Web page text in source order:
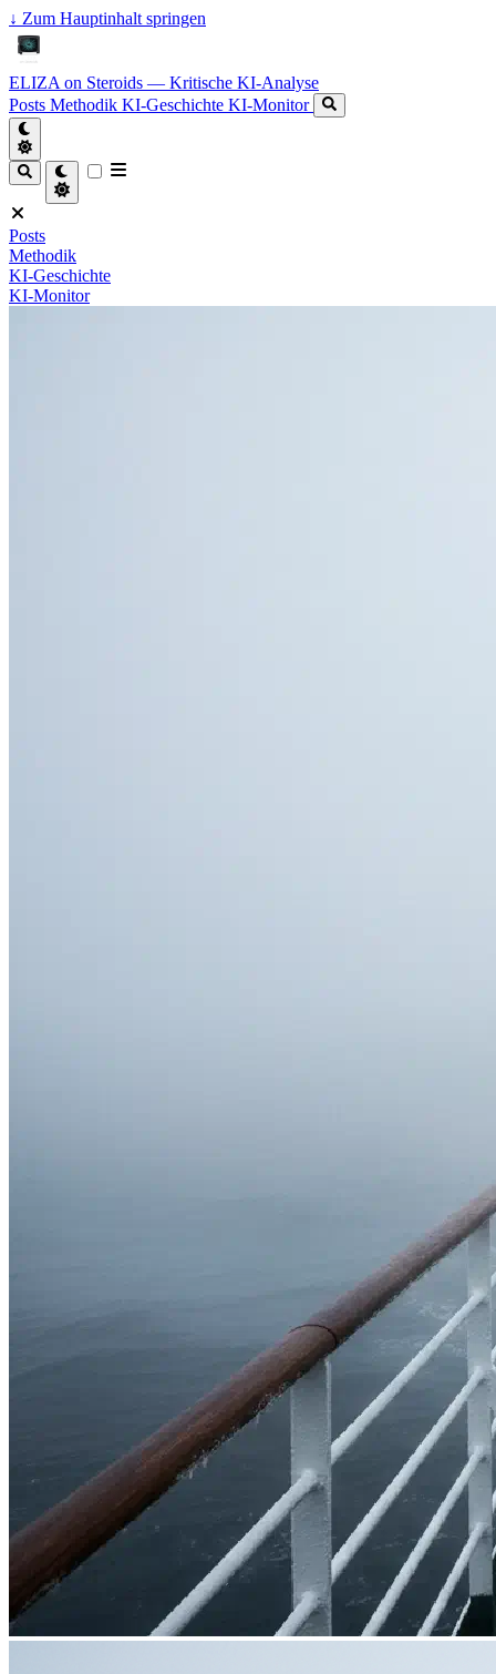
↓ Zum Hauptinhalt springen
ELIZA on Steroids — Kritische KI-Analyse
Posts Methodik KI-Geschichte KI-Monitor
Posts
Methodik
KI-Geschichte
KI-Monitor